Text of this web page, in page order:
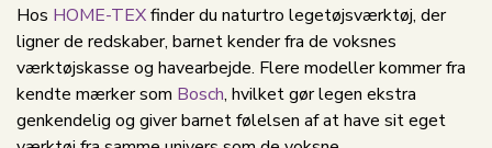
Hos HOME-TEXfinder du naturtro legetøjsværktøj, der
ligner de redskaber, barnet kender fra de voksnes
værktøjskasse og havearbejde. Flere modeller kommer fra
kendte mærker som Bosch, hvilket gør legen ekstra
genkendelig og giver barnet følelsen af at have sit eget